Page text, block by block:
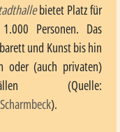
bietet Platz für
Personen. Das
und Kunst bis hin
oder (auch privaten)
(Quelle:
).